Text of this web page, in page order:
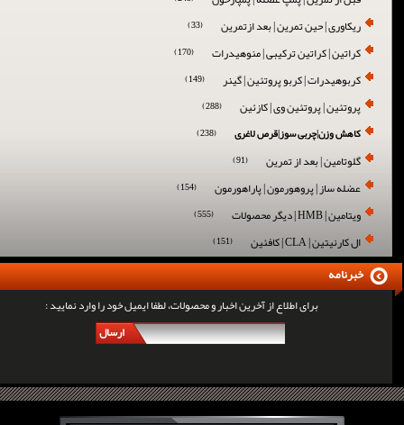
ریکاوری | حین تمرین | بعد ازتمرین (33)
کراتین | کراتین ترکیبی | منوهیدرات (170)
کربوهیدرات | کربو پروتئین | گینر (149)
پروتئین | پروتئین وی | کازئین (288)
کاهش وزن|چربی سوز|قرص لاغری (238)
گلوتامین | بعد از تمرین (91)
عضله ساز | پروهورمون | پاراهورمون (154)
ویتامین | HMB | دیگر محصولات (555)
ال کارنیتین | CLA | کافئین (151)
برای اطلاع از آخرین اخبار و محصولات، لطفا ایمیل خود را وارد نمایید :
ارسال
خبرنامه